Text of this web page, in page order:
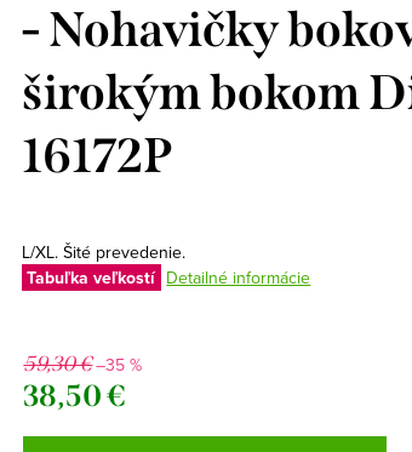
- Nohavičky
širokým bokom
16172P
L/XL. Šité prevedenie.
Tabuľka veľkostí Detailné informácie
59,30 €–35 %
38,50 €
Jednotková